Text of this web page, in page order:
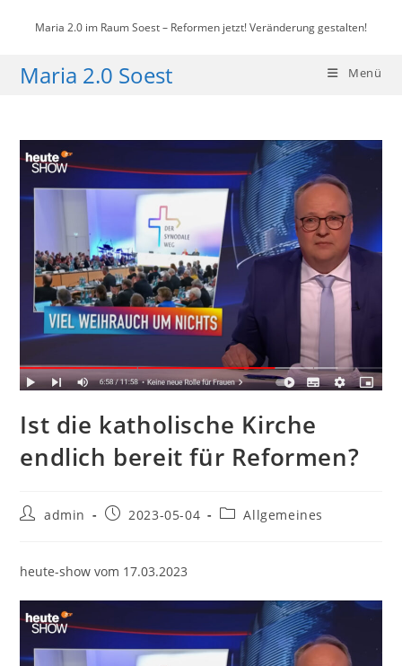
Maria 2.0 im Raum Soest – Reformen jetzt! Veränderung gestalten!
Maria 2.0 Soest Menü
Ist die katholische Kirche
endlich bereit für Reformen?
Beitrags-
admin
Beitrag2023-05-04
Beitrags-
Allgemeines
heute-show vom 17.03.2023